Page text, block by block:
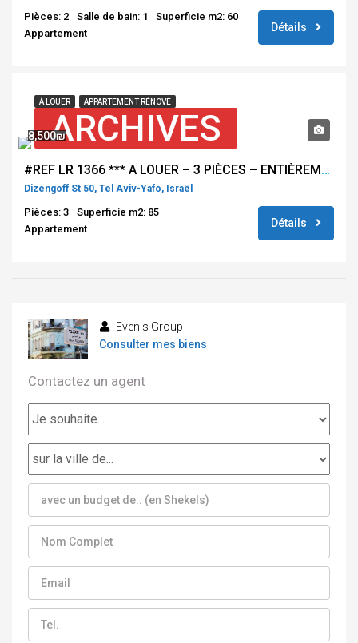
Pièces: 2 Salle de bain: 1
Superficie m2: 60
Appartement
Détails
À LOUER APPARTEMENT RÉNOVÉ
ARCHIVES
8,500₪
#REF LR 1366 *** A LOUER – 3 PIÈCES – ENTIÈREMENT RÉNOVÉ – PROCHE DIZENGOFF CENTER***
Dizengoff St 50, Tel Aviv-Yafo, Israël
Pièces: 3
Superficie m2: 85
Appartement
Détails
Evenis Group
Consulter mes biens
Contactez un agent